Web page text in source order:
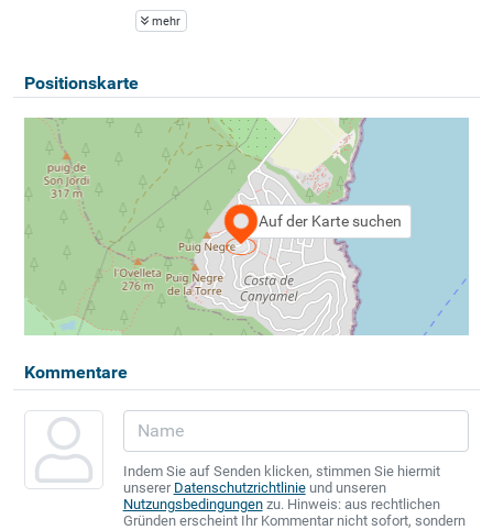
mehr
Positionskarte
Auf der Karte suchen
Kommentare
Indem Sie auf Senden klicken, stimmen Sie hiermit
unserer Datenschutzrichtlinieund unseren
Nutzungsbedingungenzu. Hinweis: aus rechtlichen
Gründen erscheint Ihr Kommentar nicht sofort, sondern